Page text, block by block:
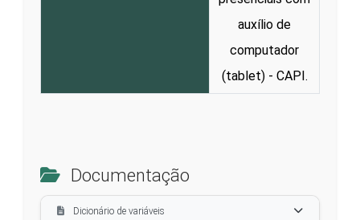
auxílio de
computador
(tablet) - CAPI.
Documentação
Dicionário de variáveis